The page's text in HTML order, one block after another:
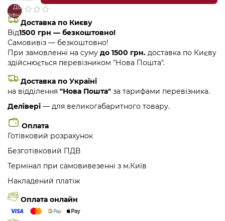
В
закладки
До
Доставка по Києву
Від1500 грн — безкоштовно!
Самовивіз — безкоштовно!
При замовленні на суму до 1500 грн. доставка по Києву
здійснюється перевізником "Нова Пошта".
Доставка по Україні
на відділення "Нова Пошта" за тарифами перевізника.
Делівері — для великогабаритного товару.
Оплата
Готівковий розрахунок
Безготівковий ПДВ
Термінал при самовивезенні з м.Київ
Накладений платіж
Оплата онлайн